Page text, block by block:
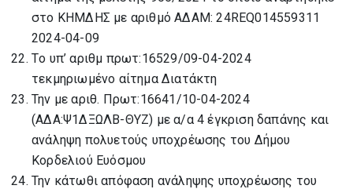
στο ΚΗΜΔΗΣ με αριθμό ΑΔΑΜ: 24REQ014559311
2024-04-09
Τo υπ’ αριθμ πρωτ:16529/09-04-2024
τεκμηριωμένο αίτημα Διατάκτη
Την με αριθ. Πρωτ:16641/10-04-2024
(ΑΔΑ:Ψ1ΔΞΩΛΒ-ΘΥΖ) με α/α 4 έγκριση δαπάνης και
ανάληψη πολυετούς υποχρέωσης του Δήμου
Κορδελιού Ευόσμου
Την κάτωθι απόφαση ανάληψης υποχρέωσης του